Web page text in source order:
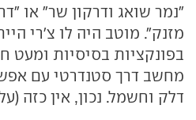
"נמר שואג ודרקון שר" או
מזנק". מוטב היה לו צ'רי
בפונקציות בסיסיות ומעט
מחשב דרך סטנדרטי עם
דלק וחשמל. נכון, אין כזה